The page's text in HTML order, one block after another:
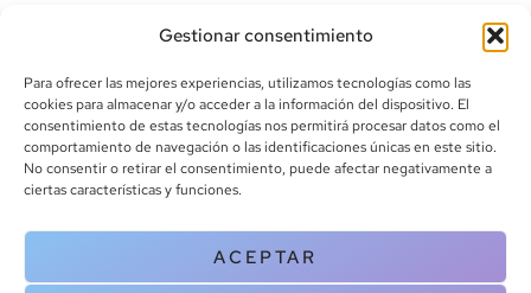
Gestionar consentimiento
Para ofrecer las mejores experiencias, utilizamos tecnologías como las
cookies para almacenar y/o acceder a la información del dispositivo. El
consentimiento de estas tecnologías nos permitirá procesar datos como el
comportamiento de navegación o las identificaciones únicas en este sitio.
No consentir o retirar el consentimiento, puede afectar negativamente a
ciertas características y funciones.
ACEPTAR
info@canoalibros.com
pedidos@canoalibros.com
CONTACTO